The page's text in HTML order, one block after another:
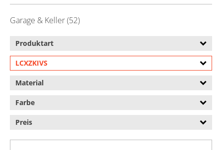
Garage & Keller (52)
Produktart
LCXZKIVS
Material
Farbe
Preis